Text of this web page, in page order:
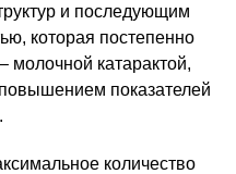
и последующим
которая постепенно
молочной катарактой,
показателей
количество